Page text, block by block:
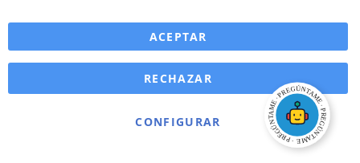
ACEPTAR
CONFIGURAR
RECHAZAR